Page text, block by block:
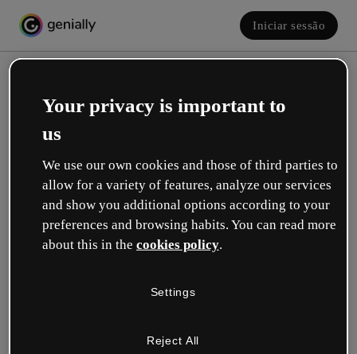
Iniciar sessão
Crie a sua conta! É grátis!
Qual descreve melhor a sua função?
Your privacy is important to
us
We use our own cookies and those of third parties to
allow for a variety of features, analyze our services
and show you additional options according to your
preferences and browsing habits. You can read more
about this in the cookies policy.
Settings
Reject All